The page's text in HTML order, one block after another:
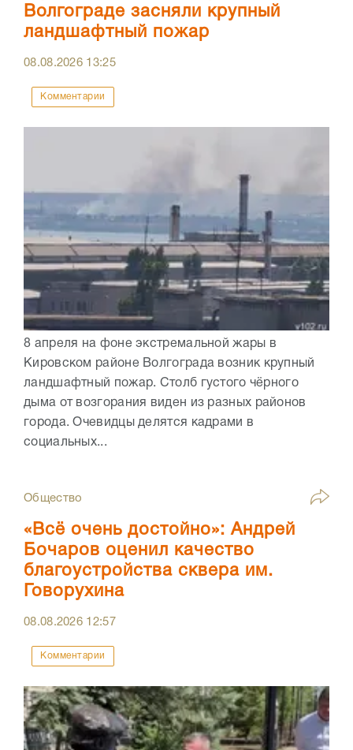
Волгограде засняли крупный
ландшафтный пожар
08.08.2026 13:25
Комментарии
8 апреля на фоне экстремальной жары в
Кировском районе Волгограда возник крупный
ландшафтный пожар. Столб густого чёрного
дыма от возгорания виден из разных районов
города. Очевидцы делятся кадрами в
социальных...
Общество
«Всё очень достойно»: Андрей
Бочаров оценил качество
благоустройства сквера им.
Говорухина
08.08.2026 12:57
Комментарии